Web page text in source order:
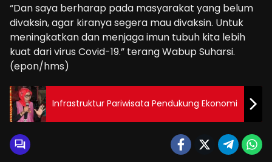
“Dan saya berharap pada masyarakat yang belum
divaksin, agar kiranya segera mau divaksin. Untuk
meningkatkan dan menjaga imun tubuh kita lebih
kuat dari virus Covid-19.” terang Wabup Suharsi.
(epon/hms)
Infrastruktur Pariwisata Pendukung Ekonomi